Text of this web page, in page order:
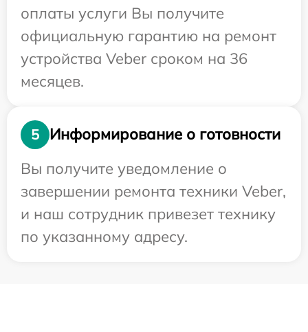
оплаты услуги Вы получите
официальную гарантию на ремонт
устройства Veber сроком на 36
месяцев.
5
Информирование о готовности
Вы получите уведомление о
завершении ремонта техники Veber,
и наш сотрудник привезет технику
по указанному адресу.